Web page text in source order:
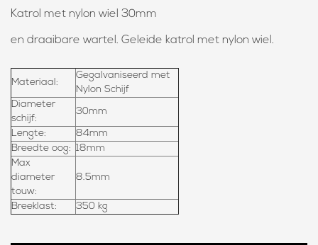
Katrol met nylon wiel 30mm
en draaibare wartel. Geleide katrol met nylon wiel.
Materiaal:
Gegalvaniseerd met
Nylon Schijf
Diameter
schijf:
30mm
Lengte:
84mm
Breedte oog: 18mm
Max
diameter
touw:
8.5mm
Breeklast: 350 kg